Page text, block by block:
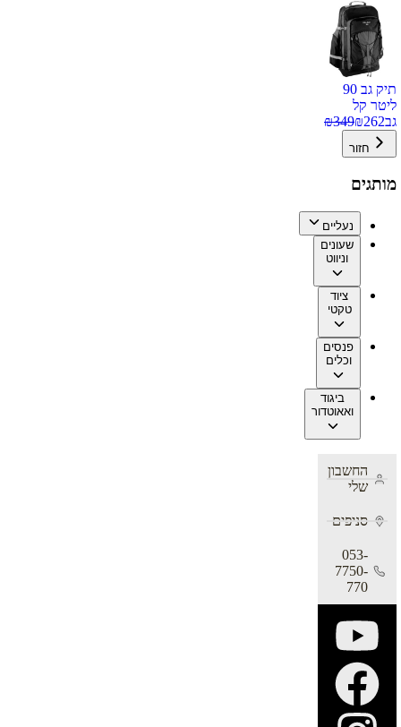
תיק גב 90
ליטר קל
גב
₪262
₪349
חזור
מותגים
נעליים
שעונים
וניווט
ציוד
טקטי
פנסים
וכלים
ביגוד
ואאוטדור
החשבון
שלי
סניפים
053-
7750-
770